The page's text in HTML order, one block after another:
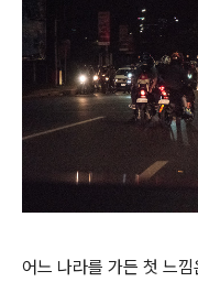
어느 나라를 가든 첫 느